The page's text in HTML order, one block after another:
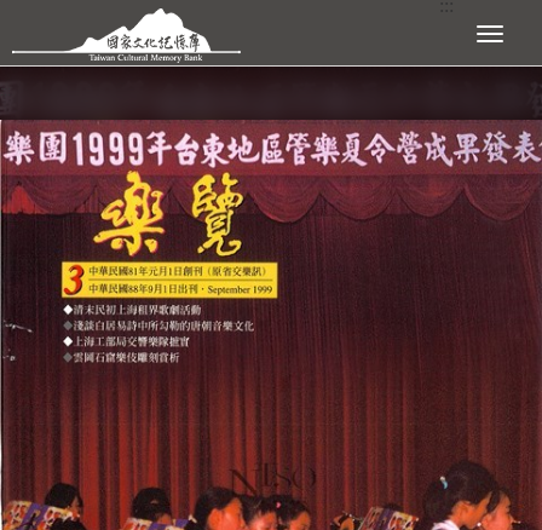
跳到主要內容區塊 展開選單
:::